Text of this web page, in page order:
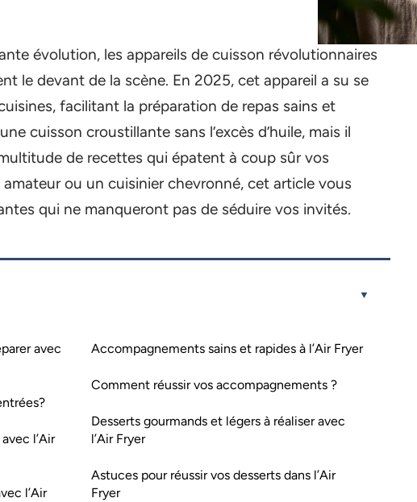
évolution, les appareils de cuisson révolutionnaires
le devant de la scène. En 2025, cet appareil a su se
facilitant la préparation de repas sains et
cuisson croustillante sans l’excès d’huile, mais il
de recettes qui épatent à coup sûr vos
ou un cuisinier chevronné, cet article vous
qui ne manqueront pas de séduire vos invités.
avec
l’Air
l’Air
Accompagnements sains et rapides à l’Air Fryer
Comment réussir vos accompagnements ?
Desserts gourmands et légers à réaliser avec
l’Air Fryer
Astuces pour réussir vos desserts dans l’Air
Fryer